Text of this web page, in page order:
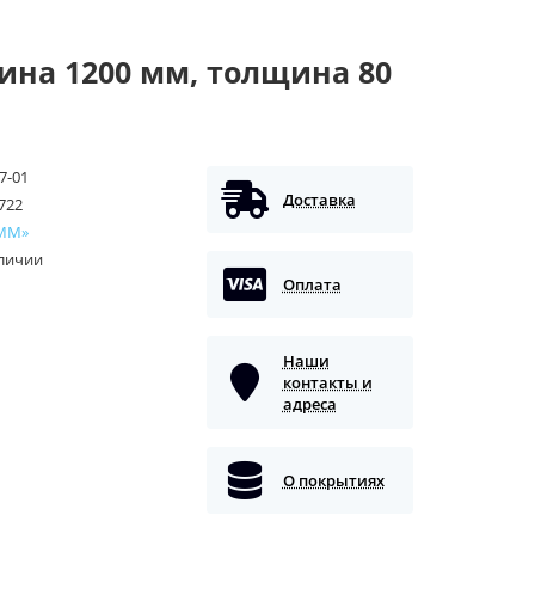
1200 мм, толщина 80
01
Доставка
Оплата
Наши
контакты и
адреса
О покрытиях